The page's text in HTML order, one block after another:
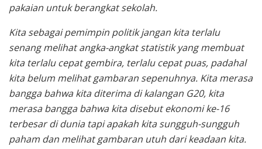
pakaian untuk berangkat sekolah.
Kita sebagai pemimpin politik jangan kita terlalu
senang melihat angka-angkat statistik yang membuat
kita terlalu cepat gembira, terlalu cepat puas, padahal
kita belum melihat gambaran sepenuhnya. Kita merasa
bangga bahwa kita diterima di kalangan G20, kita
merasa bangga bahwa kita disebut ekonomi ke-16
terbesar di dunia tapi apakah kita sungguh-sungguh
paham dan melihat gambaran utuh dari keadaan kita.